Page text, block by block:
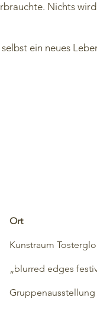
Nichts wird
ein neues
Ort
Kunstraum
„blurred edges
Gruppenausstellung